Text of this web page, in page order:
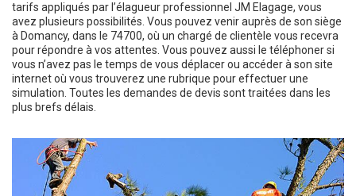
tarifs appliqués par l’élagueur professionnel JM Elagage, vous
avez plusieurs possibilités. Vous pouvez venir auprès de son siège
à Domancy, dans le 74700, où un chargé de clientèle vous recevra
pour répondre à vos attentes. Vous pouvez aussi le téléphoner si
vous n’avez pas le temps de vous déplacer ou accéder à son site
internet où vous trouverez une rubrique pour effectuer une
simulation. Toutes les demandes de devis sont traitées dans les
plus brefs délais.